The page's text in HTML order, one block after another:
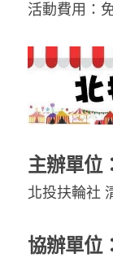
活動費用：
主辦單位
北投扶輪社
協辦單位